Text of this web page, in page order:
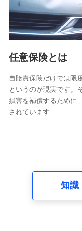
属性、連絡先、d
報。例として、d
構成、住所、dポ
含まれます。
当社又は株式会
又は株式会社
約状態・ご利用
る情報、アプリ
購入されたサー
する情報、アン
の内容、保険料
走行距離などの
任意保険とは
自賠責保険だけでは限
というのが現実です。
損害を補償するために
されています…
知識